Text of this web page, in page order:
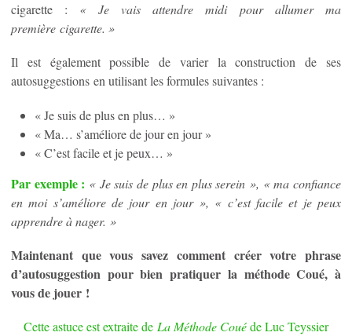
cigarette : « Je vais attendre midi pour allumer ma
première cigarette. »
Il est également possible de varier la construction de ses
autosuggestions en utilisant les formules suivantes :
« Je suis de plus en plus… »
« Ma… s’améliore de jour en jour »
« C’est facile et je peux… »
Par exemple : « Je suis de plus en plus serein », « ma confiance
en moi s’améliore de jour en jour », « c’est facile et je peux
apprendre à nager. »
Maintenant que vous savez comment créer votre phrase
d’autosuggestion pour bien pratiquer la méthode Coué, à
vous de jouer !
Cette astuce est extraite de La Méthode Couéde Luc Teyssier